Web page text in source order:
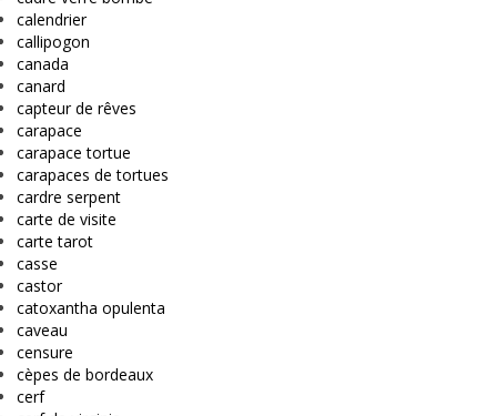
calendrier
callipogon
canada
canard
capteur de rêves
carapace
carapace tortue
carapaces de tortues
cardre serpent
carte de visite
carte tarot
casse
castor
catoxantha opulenta
caveau
censure
cèpes de bordeaux
cerf